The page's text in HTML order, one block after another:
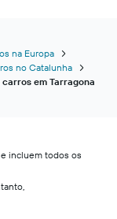
na Europa
no Catalunha
em Tarragona
incluem todos os